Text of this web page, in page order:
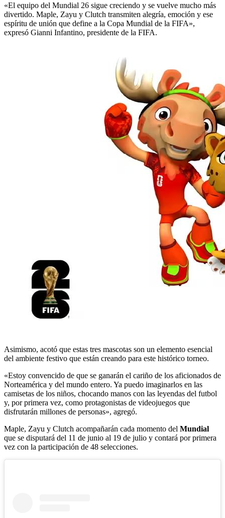
«El equipo del Mundial 26 sigue creciendo y se vuelve mucho más
divertido. Maple, Zayu y Clutch transmiten alegría, emoción y ese
espíritu de unión que define a la Copa Mundial de la FIFA»,
expresó Gianni Infantino, presidente de la FIFA.
Asimismo, acotó que estas tres mascotas son un elemento esencial
del ambiente festivo que están creando para este histórico torneo.
«Estoy convencido de que se ganarán el cariño de los aficionados de
Norteamérica y del mundo entero. Ya puedo imaginarlos en las
camisetas de los niños, chocando manos con las leyendas del futbol
y, por primera vez, como protagonistas de videojuegos que
disfrutarán millones de personas», agregó.
Maple, Zayu y Clutch acompañarán cada momento del Mundial
que se disputará del 11 de junio al 19 de julio y contará por primera
vez con la participación de 48 selecciones.